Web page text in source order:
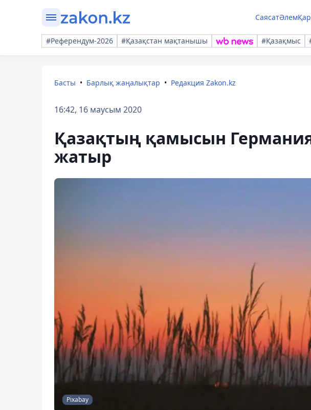
СаясатӘлем
#Референдум-2026 #Қазақстан мақтанышы #Қазақмыс
Басты Барлық жаңалықтар Редакция Zakon.kz
16:42, 16 маусым 2020
Қазақтың қамысын
жатыр
Pixabay